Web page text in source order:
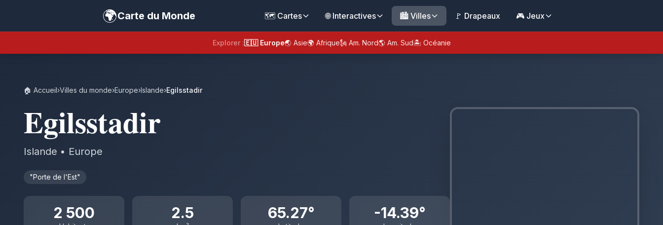
🌍Carte du Monde 🗺️ Cartes 🌐 Interactives 🏙️ Villes 🚩 Drapeaux 🎮 Jeux
Explorer :🇪🇺 Europe🌏 Asie🌍 Afrique🗽 Am. Nord🌎 Am. Sud🏝️ Océanie
🏠 Accueil›Villes du monde›Europe›Islande›Egilsstadir
Egilsstadir
Islande • Europe
"Porte de l'Est"
2 500 2.5 65.27° -14.39°